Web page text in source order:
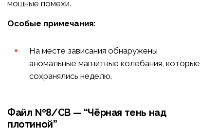
мощные помехи.
Особые примечания:
На месте зависания обнаружены
аномальные магнитные колебания, которые
сохранялись неделю.
Файл №8/СВ — “Чёрная тень над
плотиной”